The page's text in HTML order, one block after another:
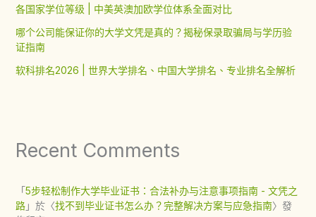
各国家学位等级 | 中美英澳加欧学位体系全面对比
哪个公司能保证你的大学文凭是真的？揭秘保录取骗局与学历验
证指南
软科排名2026 | 世界大学排名、中国大学排名、专业排名全解析
Recent Comments
「5步轻松制作大学毕业证书：合法补办与注意事项指南 - 文凭之
路」於〈找不到毕业证书怎么办？完整解决方案与应急指南〉發